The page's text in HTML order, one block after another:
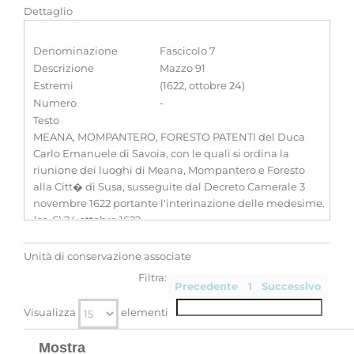
Dettaglio
Denominazione
Fascicolo 7
Descrizione
Mazzo 91
Estremi
(1622, ottobre 24)
Numero
-
Testo
MEANA, MOMPANTERO, FORESTO PATENTI del Duca
Carlo Emanuele di Savoia, con le quali si ordina la
riunione dei luoghi di Meana, Mompantero e Foresto
alla Citt� di Susa, susseguite dal Decreto Camerale 3
novembre 1622 portante l'interinazione delle medesime.
(cc. 6) 24 ottobre 1622
Unità di conservazione associate
Precedente 1 Successivo
Visualizza elementi
Filtra:
Mostra